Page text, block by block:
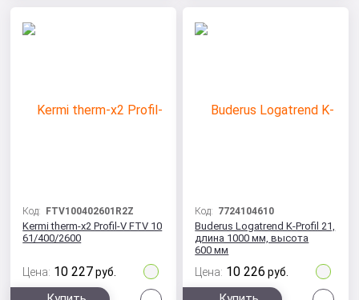
Код: FTV100402601R2Z
Kermi therm-x2 Profil-V FTV 10
61/400/2600
Цена: 10 227 руб.
Код: 7724104610
Buderus Logatrend K-Profil 21,
длина 1000 мм, высота
600 мм
Цена: 10 226 руб.